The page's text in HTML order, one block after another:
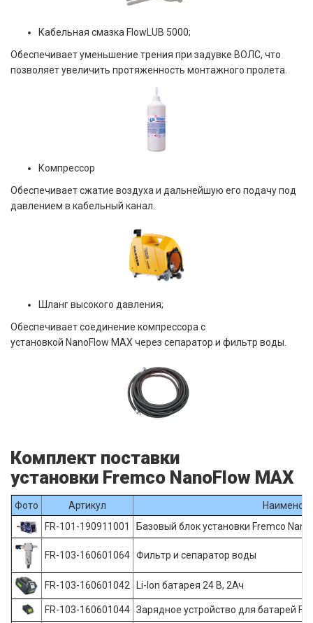
Кабельная смазка FlowLUB 5000;
Обеспечивает уменьшение трения при задувке ВОЛС, что
позволяет увеличить протяженность монтажного пролета.
Компрессор
Обеспечивает сжатие воздуха и дальнейшую его подачу под
давлением в кабельный канал.
Шланг высокого давления;
Обеспечивает соединение компрессора с
установкой NanoFlow MAX через сепаратор и фильтр воды.
Комплект поставки
установки Fremco NanoFlow MAX
Фото Артикул
FR-101-190911001
Базовый блок установки Fremco
FR-103-160601064 Фильтр и сепаратор воды
FR-103-160601042 Li-Ion батарея 24 В, 2Ач
FR-103-160601044 Зарядное устройство для батарей